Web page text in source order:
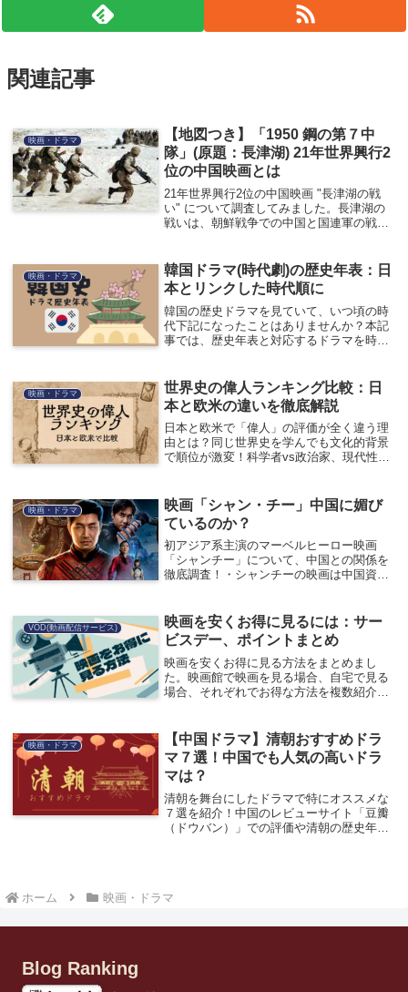
関連記事
映画・ドラマ
【地図つき】「1950 鋼の第７中
隊」(原題：長津湖) 21年世界興行2
位の中国映画とは
21年世界興行2位の中国映画 "長津湖の戦
い" について調査してみました。長津湖の
戦いは、朝鮮戦争での中国と国連軍の戦
た。
映画・ドラマ
韓国ドラマ(時代劇)の歴史年表：日
本とリンクした時代順に
韓国の歴史ドラマを見ていて、いつ頃の時
代下記になったことはありませんか？本記
事では、歴史年表と対応するドラマを時代
す。ぜひ、ご覧ください。
映画・ドラマ
世界史の偉人ランキング比較：日
本と欧米の違いを徹底解説
日本と欧米で「偉人」の評価が全く違う理
由とは？同じ世界史を学んでも文化的背景
で順位が激変！科学者vs政治家、現代性vs
当たる？
映画・ドラマ
映画「シャン・チー」中国に媚び
ているのか？
初アジア系主演のマーベルヒーロー映画
「シャンチー」について、中国との関係を
徹底調査！・シャンチーの映画は中国資本
中国政府批判により中国本土で公開されて
いない。・英語圏（アメリカ）では、女性
からの評価が高い。・アジア圏（中国、日
本）では、主演俳優がブサイクという評
価。
VOD(動画配信サービス)
映画を安くお得に見るには：サー
ビスデー、ポイントまとめ
映画を安くお得に見る方法をまとめまし
た。映画館で映画を見る場合、自宅で見る
場合、それぞれでお得な方法を複数紹介し
映画・ドラマ
【中国ドラマ】清朝おすすめドラ
マ７選！中国でも人気の高いドラ
マは？
清朝を舞台にしたドラマで特にオススメな
７選を紹介！中国のレビューサイト「豆瓣
（ドウバン）」での評価や清朝の歴史年表
ホーム 映画・ドラマ
Blog Ranking